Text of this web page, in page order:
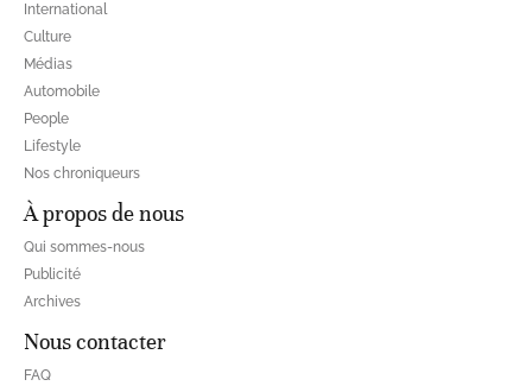
International
Culture
Médias
Automobile
People
Lifestyle
Nos chroniqueurs
À propos de nous
Qui sommes-nous
Publicité
Archives
Nous contacter
FAQ